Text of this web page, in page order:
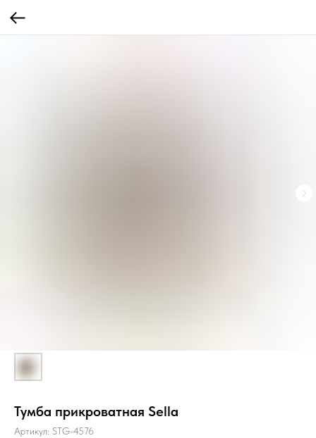
Тумба прикроватная Sella
Артикул: STG-4576